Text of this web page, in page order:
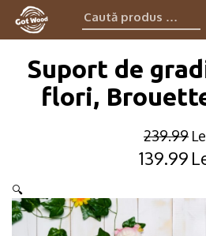
Caută
produs:
Suport de
flori,
239.99
was:
139.99
is:
🔍